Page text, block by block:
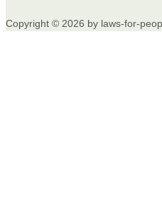
Copyright © 2026 by laws-for-